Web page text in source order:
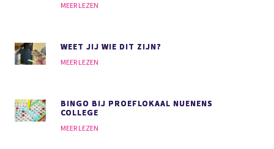
MEER LEZEN
WEET JIJ WIE DIT ZIJN?
MEER LEZEN
BINGO BIJ PROEFLOKAAL NUENENS
COLLEGE
MEER LEZEN